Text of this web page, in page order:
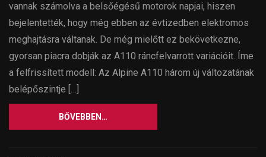
vannak számolva a belsőégésű motorok napjai, hiszen
bejelentették, hogy még ebben az évtizedben elektromos
meghajtásra váltanak. De még mielőtt ez bekövetkezne,
gyorsan piacra dobják az A110 ráncfelvarrott variációit. Íme
a felfrissített modell: Az Alpine A110 három új változatának
belépőszintje […]
BŐVEBBEN…